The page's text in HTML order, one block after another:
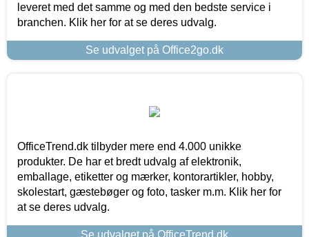
leveret med det samme og med den bedste service i
branchen. Klik her for at se deres udvalg.
Se udvalget på Office2go.dk
OfficeTrend.dk tilbyder mere end 4.000 unikke
produkter. De har et bredt udvalg af elektronik,
emballage, etiketter og mærker, kontorartikler, hobby,
skolestart, gæstebøger og foto, tasker m.m. Klik her for
at se deres udvalg.
Se udvalget på OfficeTrend.dk